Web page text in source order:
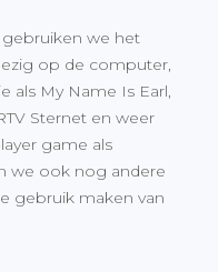
gebruiken we het
op de computer,
als My Name Is Earl,
Sternet en weer
game als
we ook nog andere
gebruik maken van